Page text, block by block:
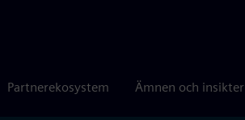
Partnerekosystem Ämnen och insikter